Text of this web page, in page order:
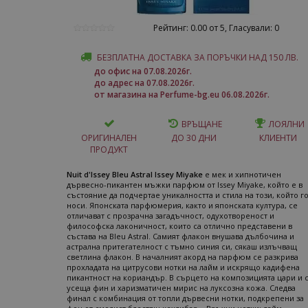
Рейтинг: 0.00 от 5, Гласували: 0
БЕЗПЛАТНА ДОСТАВКА ЗА ПОРЪЧКИ НАД 150 ЛВ.
до офис на 07.08.2026г.
до адрес на 07.08.2026г.
от магазина на Perfume-bg.eu 06.08.2026г.
ОРИГИНАЛЕН
ПРОДУКТ
ВРЪЩАНЕ
ДО 30 ДНИ
ЛОЯЛНИ
КЛИЕНТИ
Nuit d'Issey Bleu Astral Issey Miyake е мек и хипнотичен
дървесно-пикантен мъжки парфюм от Issey Miyake, който е в
състояние да подчертае уникалността и стила на този, който го
носи. Японската парфюмерия, както и японската култура, се
отличават с прозрачна загадъчност, одухотвореност и
философска лаконичност, които са отлично представени в
състава на Bleu Astral. Самият флакон внушава дълбочина и
астрална притегателност с тъмно синия си, сякаш излъчващ
светлина флакон. В началният акорд на парфюм се разкрива
прохладата на цитрусови нотки на лайм и искрящо кадифена
пикантност на кориандър. В сърцето на композицията цари и
усеща фин и харизматичен мирис на луксозна кожа. Следва
финал с комбинация от топли дървесни нотки, подкрепени за